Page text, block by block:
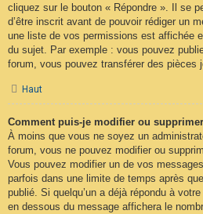
cliquez sur le bouton « Répondre ». Il se
d’être inscrit avant de pouvoir rédiger un
une liste de vos permissions est affichée
du sujet. Par exemple : vous pouvez
forum, vous pouvez transférer des pièces
Haut
Comment puis-je modifier ou
À moins que vous ne soyez un
forum, vous ne pouvez modifier ou
Vous pouvez modifier un de vos
parfois dans une limite de temps après
publié. Si quelqu’un a déjà répondu à
en dessous du message affichera le